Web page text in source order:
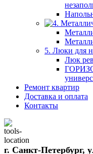
5. Люки для
Люк
Ремонт квартир
Доставка и оплата
Контакты
г. Санкт-Петербург,